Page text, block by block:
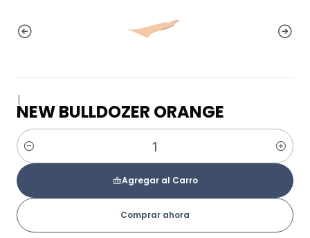
|
NEW BULLDOZER ORANGE
Cantidad
Agregar al Carro
Comprar ahora